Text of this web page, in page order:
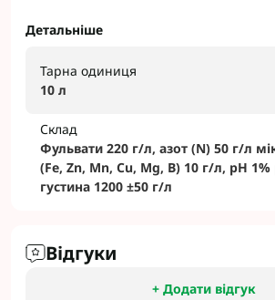
Детальніше
Тарна одиниця
10 л
Склад
Фульвати 220 г/л, азот (N) 50 г/л
(Fe, Zn, Mn, Cu, Mg, B) 10 г/л, pH
густина 1200 ±50 г/л
Відгуки
+ Додати відгук